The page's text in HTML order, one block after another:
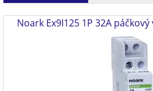
Noark Ex9I125 1P 32A